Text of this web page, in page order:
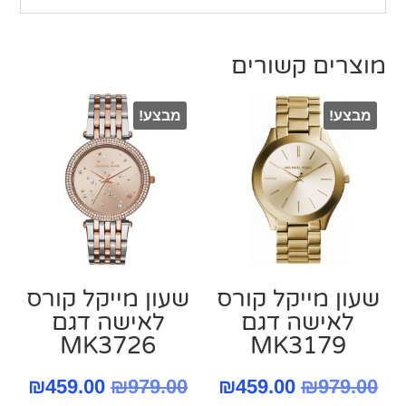
מוצרים קשורים
מבצע!
שעון מייקל קורס
‏לאישה דגם
MK3179
₪979.00
המחיר₪459.00
המחיר
מבצע!
שעון מייקל קורס
‏לאישה דגם
MK3726
₪979.00
המחיר₪459.00